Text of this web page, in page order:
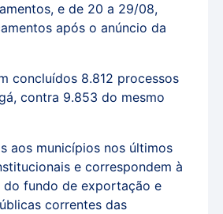
e de 20 a 29/08,
após o anúncio da
concluídos 8.812 processos
contra 9.853 do mesmo
aos municípios nos últimos
e correspondem à
do fundo de exportação e
correntes das